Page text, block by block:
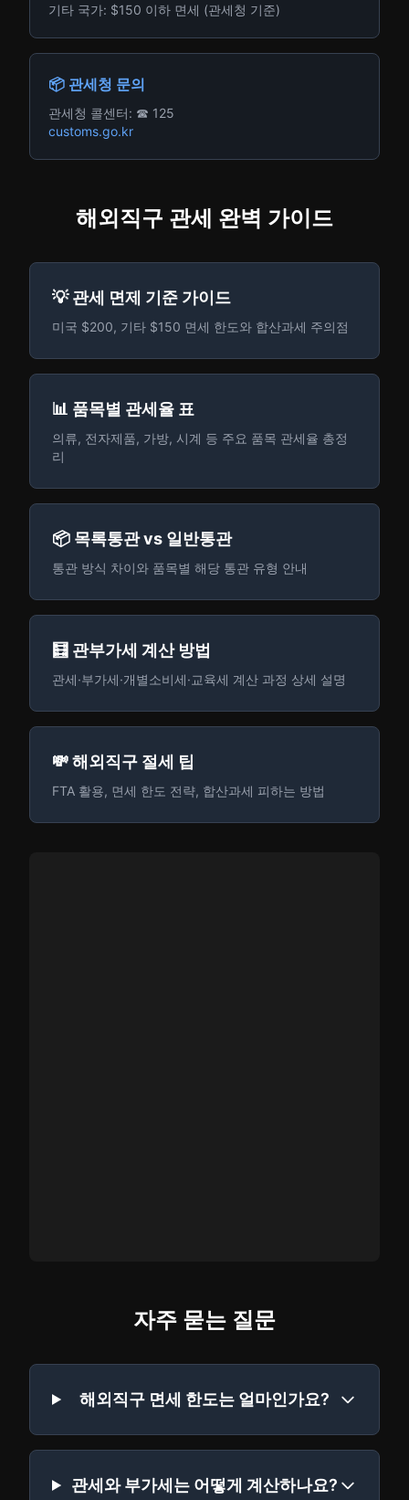
기타 국가: $150 이하 면세 (관세청 기준)
📦 관세청 문의
관세청 콜센터: ☎ 125
customs.go.kr
해외직구 관세 완벽 가이드
💡 관세 면제 기준 가이드
미국 $200, 기타 $150 면세 한도와 합산과세 주의점
📊 품목별 관세율 표
의류, 전자제품, 가방, 시계 등 주요 품목 관세율 총정
리
📦 목록통관 vs 일반통관
통관 방식 차이와 품목별 해당 통관 유형 안내
🧮 관부가세 계산 방법
관세·부가세·개별소비세·교육세 계산 과정 상세 설명
💸 해외직구 절세 팁
FTA 활용, 면세 한도 전략, 합산과세 피하는 방법
자주 묻는 질문
해외직구 면세 한도는 얼마인가요?
관세와 부가세는 어떻게 계산하나요?